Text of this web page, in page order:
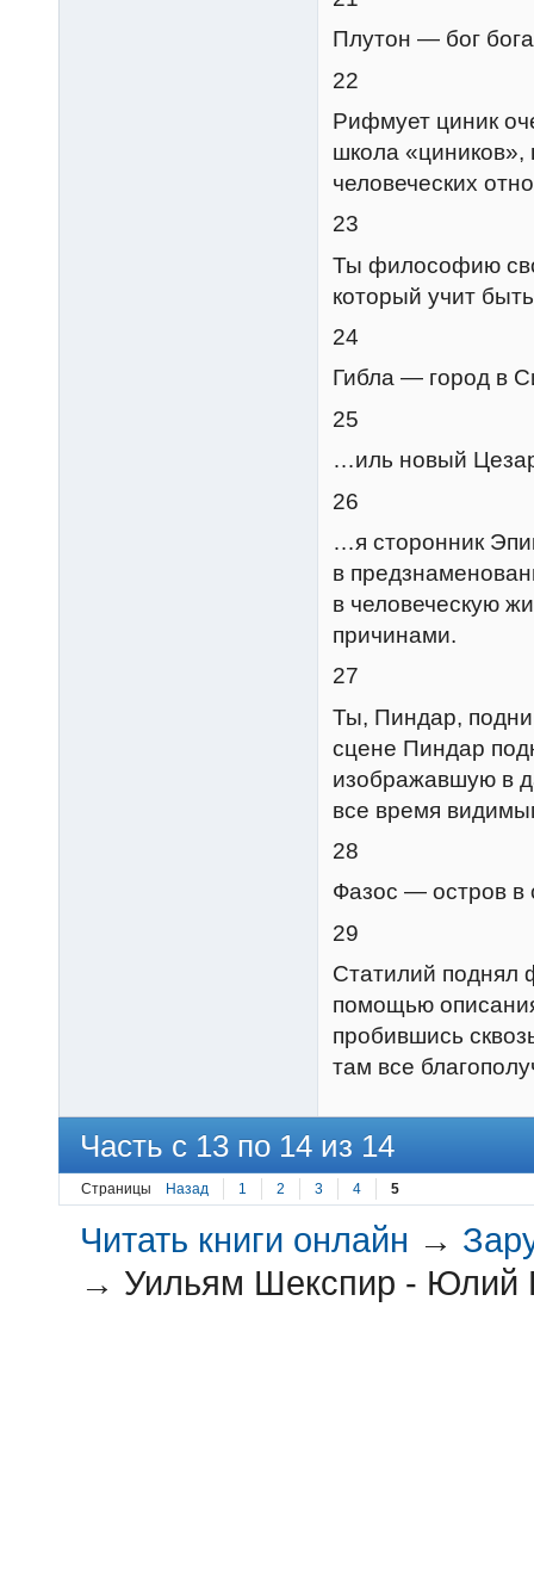
Плутон — бог
22
Рифмует циник
школа «циников»,
человеческих
23
Ты философию
который учит
24
Гибла — город в
25
…иль новый
26
…я сторонник
в
в человеческую
причинами.
27
Ты, Пиндар,
сцене Пиндар
изображавшую в
все время
28
Фазос — остров в
29
Статилий поднял
помощью
пробившись
там все
Часть с 13 по 14 из 14
Страницы Назад 1 2 3 4 5
Читать книги онлайн →
→ Уильям Шекспир - Юлий